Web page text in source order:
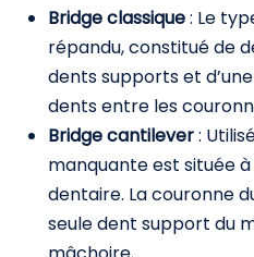
Bridge classique: Le
répandu, constitué de
dents supports et
dents entre les
Bridge cantilever:
manquante est située
dentaire. La couronne
seule dent support du